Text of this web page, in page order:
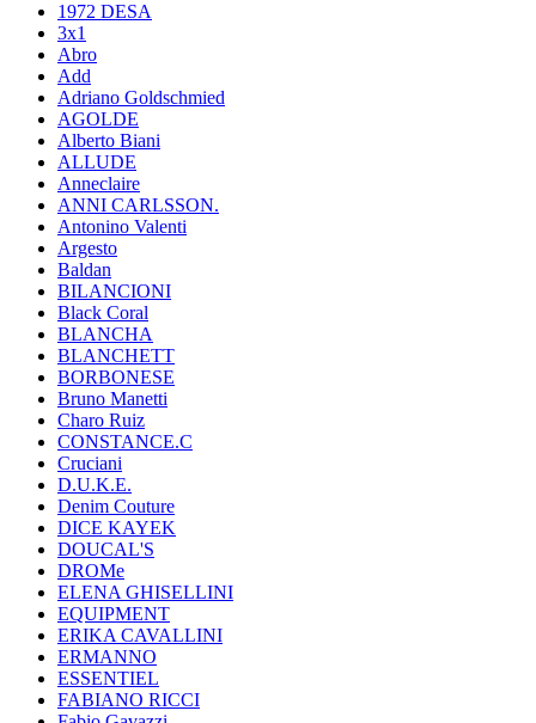
1972 DESA
3x1
Abro
Add
Adriano Goldschmied
AGOLDE
Alberto Biani
ALLUDE
Anneclaire
ANNI CARLSSON.
Antonino Valenti
Argesto
Baldan
BILANCIONI
Black Coral
BLANCHA
BLANCHETT
BORBONESE
Bruno Manetti
Charo Ruiz
CONSTANCE.C
Cruciani
D.U.K.E.
Denim Couture
DICE KAYEK
DOUCAL'S
DROMe
ELENA GHISELLINI
EQUIPMENT
ERIKA CAVALLINI
ERMANNO
ESSENTIEL
FABIANO RICCI